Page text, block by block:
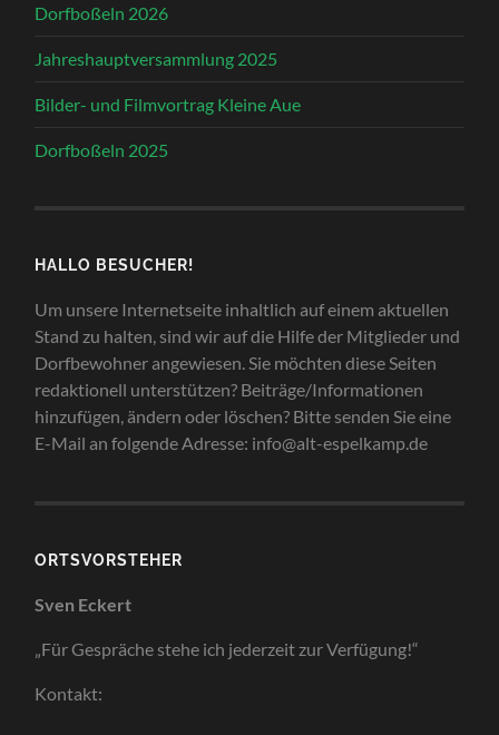
Dorfboßeln 2026
Jahreshauptversammlung 2025
Bilder- und Filmvortrag Kleine Aue
Dorfboßeln 2025
HALLO BESUCHER!
Um unsere Internetseite inhaltlich auf einem aktuellen
Stand zu halten, sind wir auf die Hilfe der Mitglieder und
Dorfbewohner angewiesen. Sie möchten diese Seiten
redaktionell unterstützen? Beiträge/Informationen
hinzufügen, ändern oder löschen? Bitte senden Sie eine
E-Mail an folgende Adresse: info@alt-espelkamp.de
ORTSVORSTEHER
Sven Eckert
„Für Gespräche stehe ich jederzeit zur Verfügung!“
Kontakt: